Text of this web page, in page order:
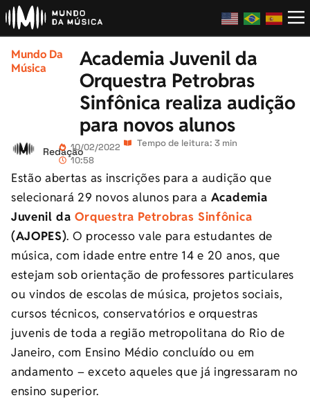
Mundo Da
Música
Academia Juvenil da
Orquestra Petrobras
Sinfônica realiza audição
para novos alunos
Redação10/02/2022
10:58
Tempo de leitura: 3 min
Estão abertas as inscrições para a audição que
selecionará 29 novos alunos para a Academia
Juvenil da Orquestra Petrobras Sinfônica
(AJOPES). O processo vale para estudantes de
música, com idade entre entre 14 e 20 anos, que
estejam sob orientação de professores particulares
ou vindos de escolas de música, projetos sociais,
cursos técnicos, conservatórios e orquestras
juvenis de toda a região metropolitana do Rio de
Janeiro, com Ensino Médio concluído ou em
andamento – exceto aqueles que já ingressaram no
ensino superior.